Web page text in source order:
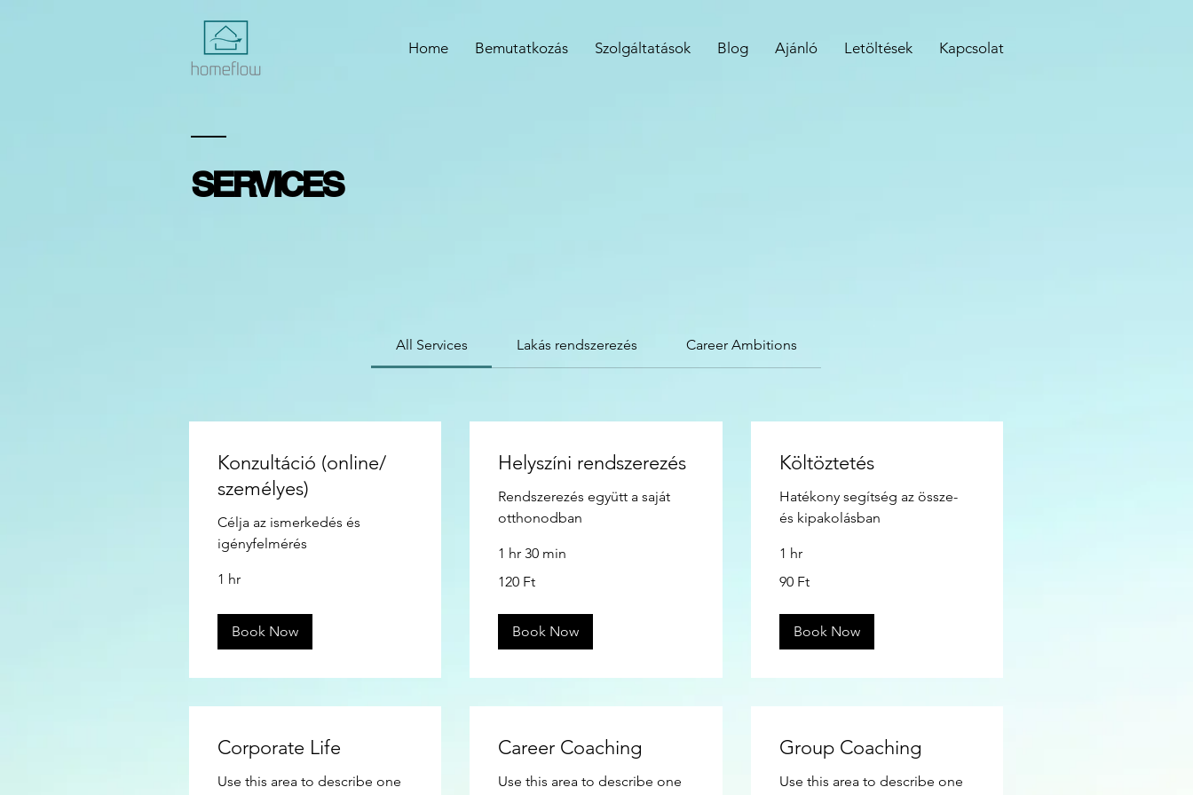
Home Bemutatkozás Szolgáltatások Blog Ajánló Letöltések Kapcsolat
SERVICES
All Services Lakás rendszerezés Career Ambitions
Konzultáció (online/
személyes)
Célja az ismerkedés és
igényfelmérés
1 hr
Book Now
Helyszíni rendszerezés
Rendszerezés együtt a saját
otthonodban
1 hr 30 min
magyar
120 Ft
Book Now
Költöztetés
Hatékony segítség az össze-
és kipakolásban
1 hr
magyar
90 Ft
Book Now
Corporate Life
Use this area to describe one
Career Coaching
Use this area to describe one
Group Coaching
Use this area to describe one